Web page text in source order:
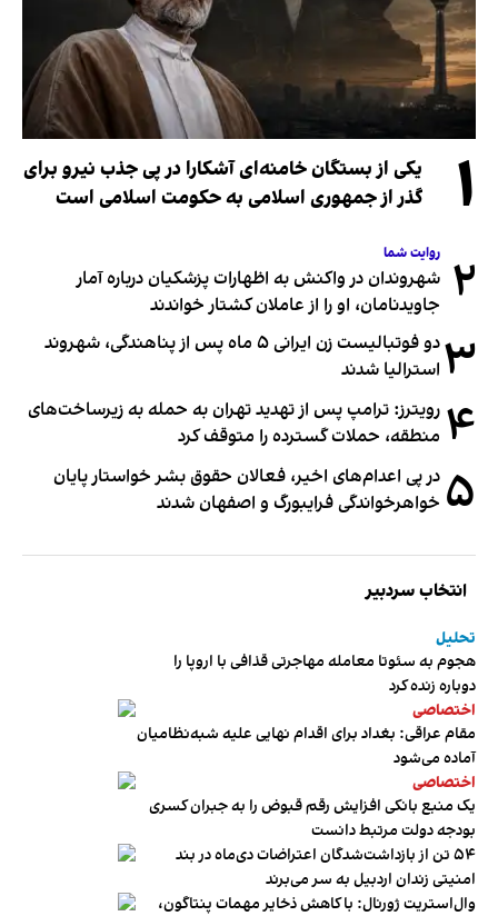
۱
یکی از بستگان خامنه‌ای آشکارا در پی جذب نیرو برای
گذر از جمهوری اسلامی به حکومت اسلامی است
۲ روایت شما
شهروندان در واکنش به اظهارات پزشکیان درباره آمار
جاویدنامان، او را از عاملان کشتار خواندند
۳
دو فوتبالیست زن ایرانی ۵ ماه پس از پناهندگی، شهروند
استرالیا شدند
۴ رویترز: ترامپ پس از تهدید تهران به حمله به زیرساخت‌های
منطقه، حملات گسترده را متوقف کرد
۵ در پی اعدام‌های اخیر، فعالان حقوق بشر خواستار پایان
خواهرخواندگی فرایبورگ و اصفهان شدند
انتخاب سردبیر
تحلیل
هجوم به سئوتا معامله مهاجرتی قذافی با اروپا را
دوباره زنده کرد
اختصاصی
مقام عراقی: بغداد برای اقدام نهایی علیه شبه‌نظامیان
آماده می‌شود
اختصاصی
یک منبع بانکی افزایش رقم قبوض را به جبران کسری
بودجه دولت مرتبط دانست
۵۴ تن از بازداشت‌شدگان اعتراضات دی‌ماه در بند
امنیتی زندان اردبیل به سر می‌برند
وال‌استریت ژورنال: با کاهش ذخایر مهمات پنتاگون،